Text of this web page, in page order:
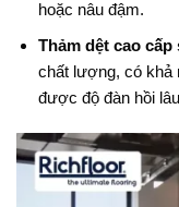
hoặc nâu đậm.
Thảm dệt cao
chất lượng, có khả
được độ đàn hồi